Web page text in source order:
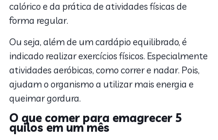
calórico e da prática de atividades físicas de
forma regular.
Ou seja, além de um cardápio equilibrado, é
indicado realizar exercícios físicos. Especialmente
atividades aeróbicas, como correr e nadar. Pois,
ajudam o organismo a utilizar mais energia e
queimar gordura.
O que comer para emagrecer 5
quilos em um mês